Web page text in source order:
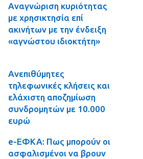
Αναγνώριση κυριότητας
με χρησικτησία επί
ακινήτων με την ένδειξη
«αγνώστου ιδιοκτήτη»
Ανεπιθύμητες
τηλεφωνικές κλήσεις και
ελάχιστη αποζημίωση
συνδρομητών με 10.000
ευρώ
e-ΕΦΚΑ: Πως μπορούν οι
ασφαλισμένοι να βρουν